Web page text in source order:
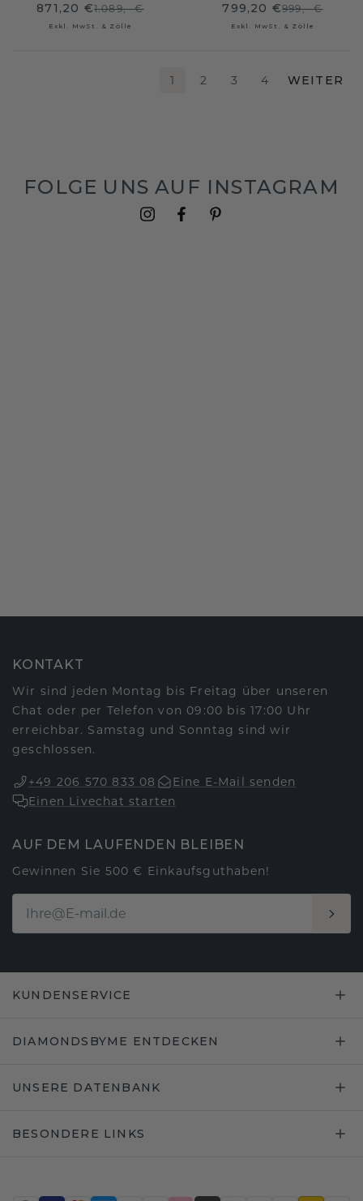
871,20 €1.089,- €
Exkl. MwSt. & Zölle
799,20 €999,- €
Exkl. MwSt. & Zölle
1 2 3 4 WEITER
FOLGE UNS AUF INSTAGRAM
KONTAKT
Wir sind jeden Montag bis Freitag über unseren
Chat oder per Telefon von 09:00 bis 17:00 Uhr
erreichbar. Samstag und Sonntag sind wir
geschlossen.
+49 206 570 833 08
Eine E-Mail senden
Einen Livechat starten
AUF DEM LAUFENDEN BLEIBEN
Gewinnen Sie 500 € Einkaufsguthaben!
KUNDENSERVICE
DIAMONDSBYME ENTDECKEN
UNSERE DATENBANK
BESONDERE LINKS